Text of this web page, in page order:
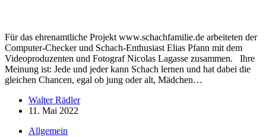
Für das ehrenamtliche Projekt www.schachfamilie.de arbeiteten der
Computer-Checker und Schach-Enthusiast Elias Pfann mit dem
Videoproduzenten und Fotograf Nicolas Lagasse zusammen. Ihre
Meinung ist: Jede und jeder kann Schach lernen und hat dabei die
gleichen Chancen, egal ob jung oder alt, Mädchen…
Walter Rädler
11. Mai 2022
Allgemein